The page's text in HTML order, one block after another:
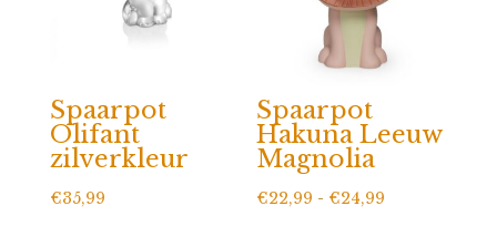
Spaarpot
Olifant
zilverkleur
€35,99
Spaarpot
Hakuna Leeuw
Magnolia
€22,99 - €24,99